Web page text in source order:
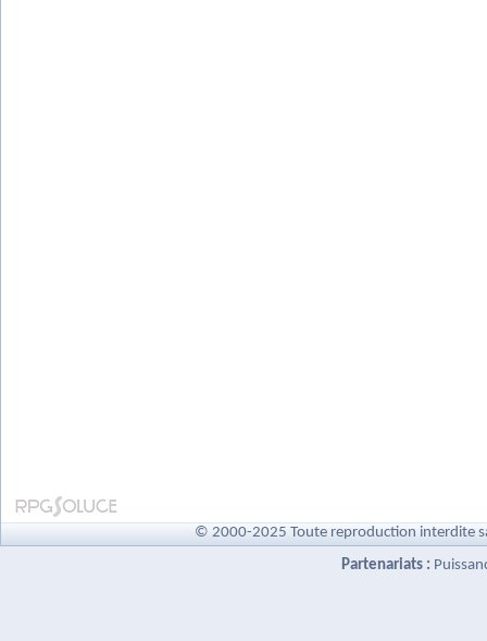
© 2000-2025 Toute reproduction interdite
Partenariats :